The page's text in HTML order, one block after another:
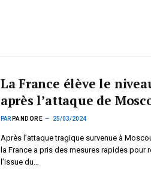
La France élève le
après l’attaque de
PAR PANDORE 25/03/2024
Après l’attaque tragique survenue à
la France a pris des mesures rapides pour
l’issue du…